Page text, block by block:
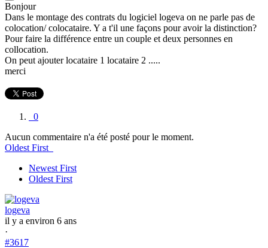
Bonjour
Dans le montage des contrats du logiciel logeva on ne parle pas de
colocation/ colocataire. Y a t'il une façons pour avoir la distinction?
Pour faire la différence entre un couple et deux personnes en
collocation.
On peut ajouter locataire 1 locataire 2 .....
merci
0
Aucun commentaire n'a été posté pour le moment.
Oldest First
Newest First
Oldest First
logeva
il y a environ 6 ans
·
#3617